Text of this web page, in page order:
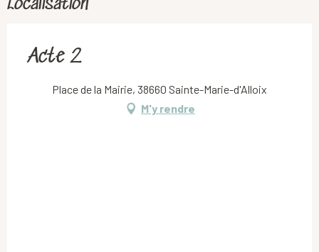
Localisation
Acte 2
Place de la Mairie, 38660 Sainte-Marie-d'Alloix
M'y rendre